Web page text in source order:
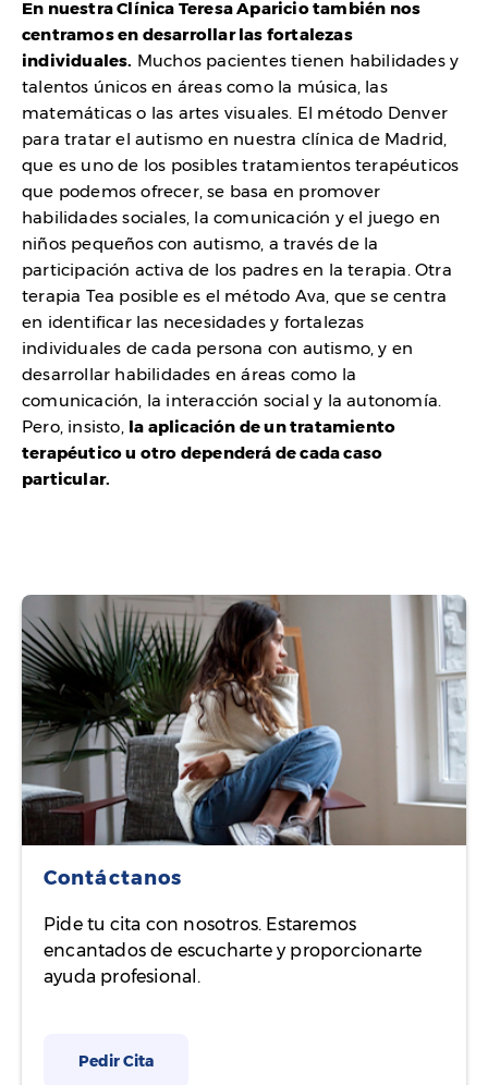
En nuestra Clínica Teresa Aparicio también nos
centramos en desarrollar las fortalezas
individuales. Muchos pacientes tienen habilidades y
talentos únicos en áreas como la música, las
matemáticas o las artes visuales. El método Denver
para tratar el autismo en nuestra clínica de Madrid,
que es uno de los posibles tratamientos terapéuticos
que podemos ofrecer, se basa en promover
habilidades sociales, la comunicación y el juego en
niños pequeños con autismo, a través de la
participación activa de los padres en la terapia. Otra
terapia Tea posible es el método Ava, que se centra
en identificar las necesidades y fortalezas
individuales de cada persona con autismo, y en
desarrollar habilidades en áreas como la
comunicación, la interacción social y la autonomía.
Pero, insisto, la aplicación de un tratamiento
terapéutico u otro dependerá de cada caso
particular.
Contáctanos
Pide tu cita con nosotros. Estaremos
encantados de escucharte y proporcionarte
ayuda profesional.
Pedir Cita